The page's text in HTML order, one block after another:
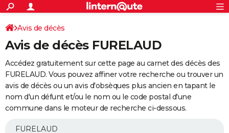
ACTUALITÉS
Politique
Société
Faits Divers
Education
Monde
Villes
+
SPORT
Coupe du monde 2026
Football
Tennis
Cyclisme
Rugby
Forum
Programme TV
TNT
Streaming
Cinéma
Sorties cinéma
Musique
+
FINANCE
Retraite
Epargne
Immobilier
Risques naturels par ville
Banque
Assurance
AUTO
Essais
Réserver un essai
Citadines
Berlines
SUV
Forum auto
+
Avis de décès
Avis de décès FURELAUD
Accédez gratuitement sur cette page au carnet des décès des
FURELAUD. Vous pouvez affiner votre recherche ou trouver un
avis de décès ou un avis d'obsèques plus ancien en tapant le
nom d'un défunt et/ou le nom ou le code postal d'une
commune dans le moteur de recherche ci-dessous.